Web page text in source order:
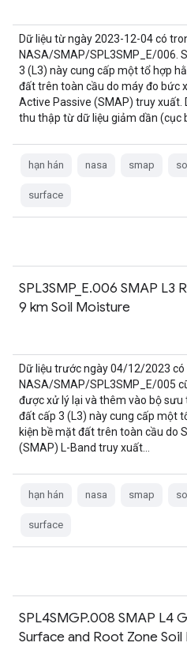
Dữ liệu từ ngày 2023-12-04 có
NASA/SMAP/SPL3SMP_E/006.
3 (L3) này cung cấp một tổ hợp
đất trên toàn cầu do máy đo bức
Active Passive (SMAP) truy xuất.
thu thập từ dữ liệu giảm dần (cục
hạn hán nasa smap
surface
SPL3SMP_E.006 SMAP L3
9 km Soil Moisture
Dữ liệu trước ngày 04/12/2023
NASA/SMAP/SPL3SMP_E/005
được xử lý lại và thêm vào bộ
đất cấp 3 (L3) này cung cấp một
kiện bề mặt đất trên toàn cầu do
(SMAP) L-Band truy xuất…
hạn hán nasa smap
surface
SPL4SMGP.008 SMAP L4
Surface and Root Zone